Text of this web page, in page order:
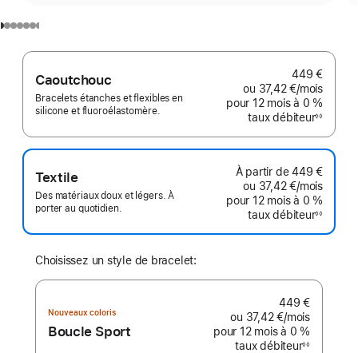
Caoutchouc
Bracelets étanches et flexibles en
silicone et fluoroélastomère.
449 €
ou 37,42 €/mois
pour 12 mois à 0 %
taux débiteur
de
◊◊
Textile
Des matériaux doux et légers. À
porter au quotidien.
À partir de449 €
ou 37,42 €/mois
pour 12 mois à 0 %
taux débiteur◊◊
Choisissez un style de bracelet:
Nouveaux coloris
Boucle Sport
449 €
ou 37,42 €/mois
pour 12 mois à 0 %
taux débiteur◊◊